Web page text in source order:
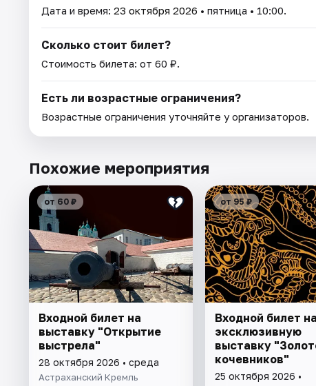
Дата и время: 23 октября 2026 • пятница • 10:00.
Сколько стоит билет?
Стоимость билета: от 60 ₽.
Есть ли возрастные ограничения?
Возрастные ограничения уточняйте у организаторов.
Похожие мероприятия
от 60 ₽
Входной билет на
выставку "Открытие
выстрела"
28 октября 2026 • среда
Астраханский Кремль
от 95 ₽
Входной билет на
эксклюзивную
выставку
кочевников"
25 октября 2026 •